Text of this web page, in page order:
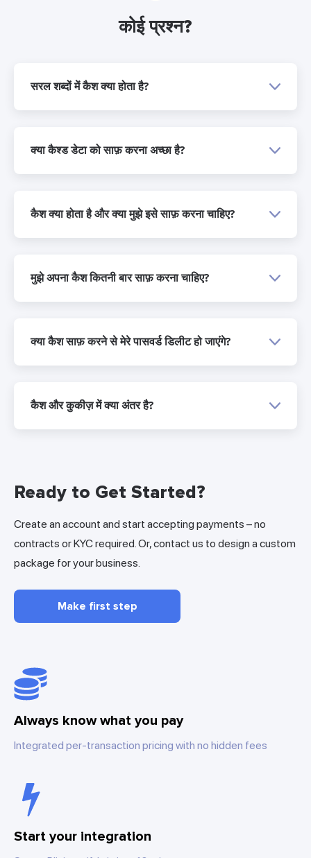
कोई प्रश्न?
सरल शब्दों में कैश क्या होता है?
क्या कैश्ड डेटा को साफ़ करना अच्छा है?
कैश क्या होता है और क्या मुझे इसे साफ़ करना चाहिए?
मुझे अपना कैश कितनी बार साफ़ करना चाहिए?
क्या कैश साफ़ करने से मेरे पासवर्ड डिलीट हो जाएंगे?
कैश और कुकीज़ में क्या अंतर है?
Ready to Get Started?
Create an account and start accepting payments – no
contracts or KYC required. Or, contact us to design a custom
package for your business.
Make first step
Always know what you pay
Integrated per-transaction pricing with no hidden fees
Start your integration